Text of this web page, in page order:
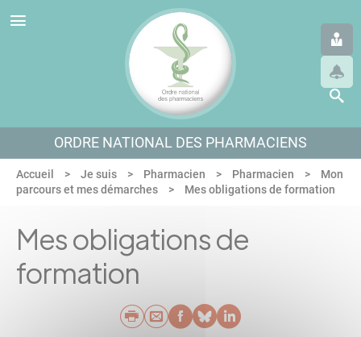
Aller au menu
Aller au contenu
Aller en bas de page
ORDRE NATIONAL DES PHARMACIENS
Accueil Je suis Pharmacien Pharmacien
Mon
parcours et mes démarches
Mes obligations de formation
Mes obligations de
formation
Imprimer
Envoyer par e-mail
Partager sur
Partager sur
Partager sur
Panneau de gestion des cookies